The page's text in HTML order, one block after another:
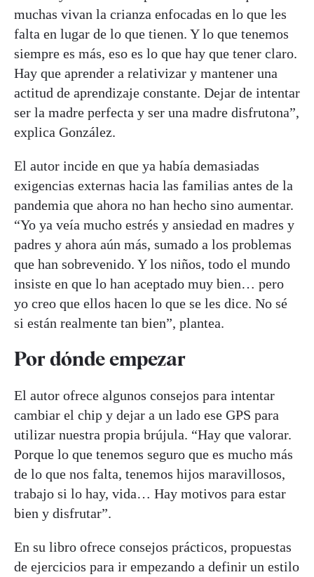
muchas vivan la crianza enfocadas en lo que les
falta en lugar de lo que tienen. Y lo que tenemos
siempre es más, eso es lo que hay que tener claro.
Hay que aprender a relativizar y mantener una
actitud de aprendizaje constante. Dejar de intentar
ser la madre perfecta y ser una madre disfrutona”,
explica González.
El autor incide en que ya había demasiadas
exigencias externas hacia las familias antes de la
pandemia que ahora no han hecho sino aumentar.
“Yo ya veía mucho estrés y ansiedad en madres y
padres y ahora aún más, sumado a los problemas
que han sobrevenido. Y los niños, todo el mundo
insiste en que lo han aceptado muy bien… pero
yo creo que ellos hacen lo que se les dice. No sé
si están realmente tan bien”, plantea.
Por dónde empezar
El autor ofrece algunos consejos para intentar
cambiar el chip y dejar a un lado ese GPS para
utilizar nuestra propia brújula. “Hay que valorar.
Porque lo que tenemos seguro que es mucho más
de lo que nos falta, tenemos hijos maravillosos,
trabajo si lo hay, vida… Hay motivos para estar
bien y disfrutar”.
En su libro ofrece consejos prácticos, propuestas
de ejercicios para ir empezando a definir un estilo